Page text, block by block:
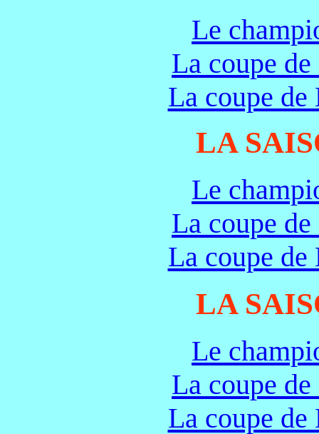
Le
La coupe
La coupe
LA
Le
La coupe
La coupe
LA
Le
La coupe
La coupe